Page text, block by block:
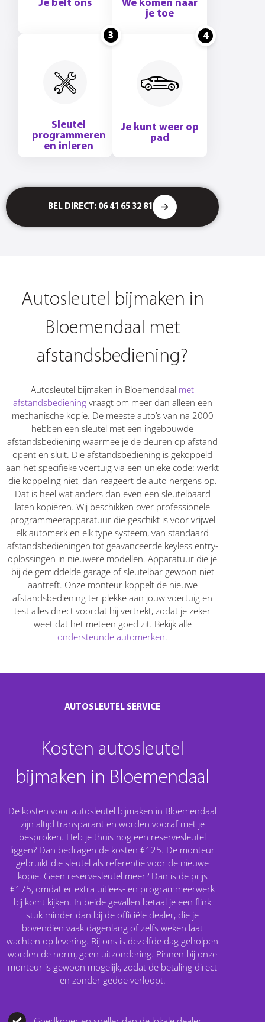
Je belt ons
We komen naar
je toe
3
Sleutel
programmeren
en inleren
4
Je kunt weer op
pad
BEL DIRECT: 06 41 65 32 81
Autosleutel bijmaken in
Bloemendaal met
afstandsbediening?
Autosleutel bijmaken in Bloemendaal met
afstandsbedieningvraagt om meer dan alleen een
mechanische kopie. De meeste auto’s van na 2000
hebben een sleutel met een ingebouwde
afstandsbediening waarmee je de deuren op afstand
opent en sluit. Die afstandsbediening is gekoppeld
aan het specifieke voertuig via een unieke code: werkt
die koppeling niet, dan reageert de auto nergens op.
Dat is heel wat anders dan even een sleutelbaard
laten kopiëren. Wij beschikken over professionele
programmeerapparatuur die geschikt is voor vrijwel
elk automerk en elk type systeem, van standaard
afstandsbedieningen tot geavanceerde keyless entry-
oplossingen in nieuwere modellen. Apparatuur die je
bij de gemiddelde garage of sleutelbar gewoon niet
aantreft. Onze monteur koppelt de nieuwe
afstandsbediening ter plekke aan jouw voertuig en
test alles direct voordat hij vertrekt, zodat je zeker
weet dat het meteen goed zit. Bekijk alle
ondersteunde automerken.
AUTOSLEUTEL SERVICE
Kosten autosleutel
bijmaken in Bloemendaal
De kosten voor autosleutel bijmaken in Bloemendaal
zijn altijd transparant en worden vooraf met je
besproken. Heb je thuis nog een reservesleutel
liggen? Dan bedragen de kosten €125. De monteur
gebruikt die sleutel als referentie voor de nieuwe
kopie. Geen reservesleutel meer? Dan is de prijs
€175, omdat er extra uitlees- en programmeerwerk
bij komt kijken. In beide gevallen betaal je een flink
stuk minder dan bij de officiële dealer, die je
bovendien vaak dagenlang of zelfs weken laat
wachten op levering. Bij ons is dezelfde dag geholpen
worden de norm, geen uitzondering. Pinnen bij onze
monteur is gewoon mogelijk, zodat de betaling direct
en zonder gedoe verloopt.